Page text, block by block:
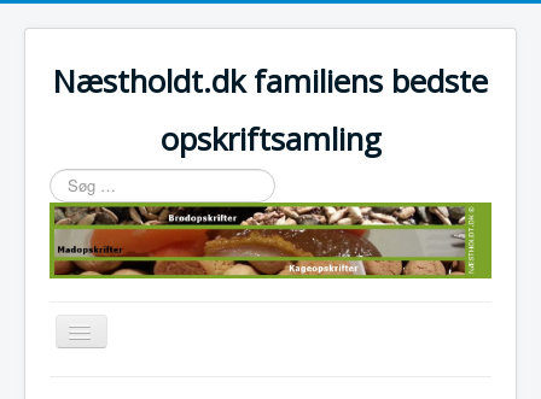
Næstholdt.dk familiens bedste
opskriftsamling
Søg
…
Skift
navigation